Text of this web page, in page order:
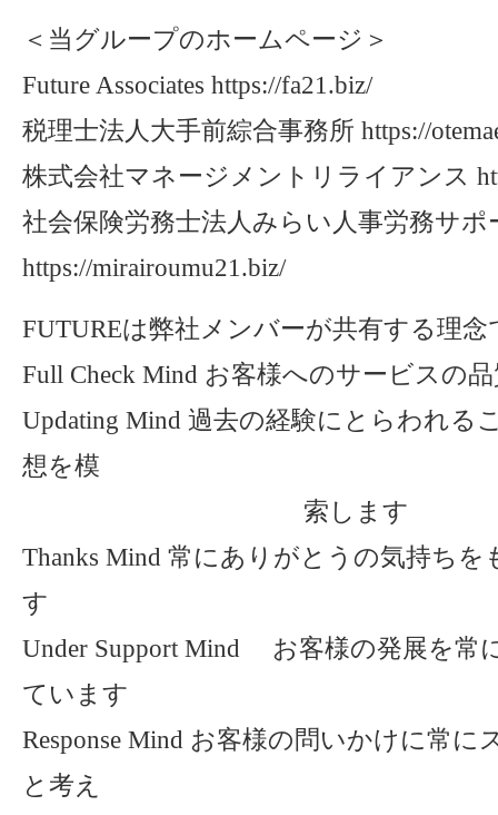
＜当グループのホームページ＞
Future Associates https://fa21.biz/
税理士法人大手前綜合事務所 https://
株式会社マネージメントリライアンス
社会保険労務士法人みらい人事労務サポ
https://mirairoumu21.biz/
FUTUREは弊社メンバーが共有する理念
Full Check Mind お客様へのサービスの
Updating Mind 過去の経験にとらわれる
想を模
索します
Thanks Mind 常にありがとうの気持ち
す
Under Support Mind お客様の発展を常
ています
Response Mind お客様の問いかけに常
と考え